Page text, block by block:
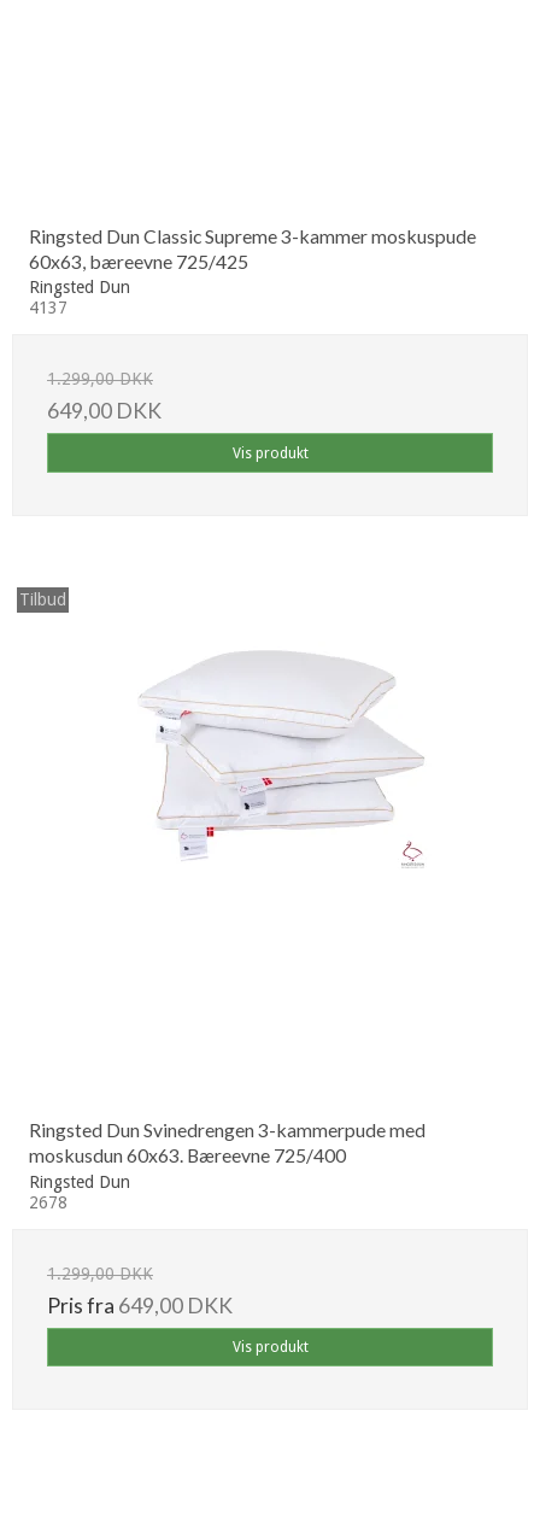
Ringsted Dun Classic Supreme 3-kammer moskuspude
60x63, bæreevne 725/425
Ringsted Dun
4137
1.299,00 DKK
649,00 DKK
Vis produkt
Tilbud
Ringsted Dun Svinedrengen 3-kammerpude med
moskusdun 60x63. Bæreevne 725/400
Ringsted Dun
2678
1.299,00 DKK
Pris fra 649,00 DKK
Vis produkt